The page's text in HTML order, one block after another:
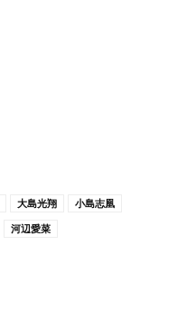
大島光翔
小島志凰
河辺愛菜